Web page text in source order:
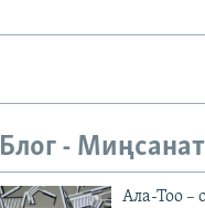
Блог - Миңсанат
Ала-Тоо –